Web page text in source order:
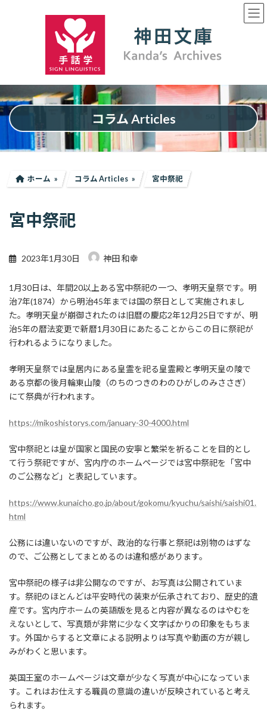
ッ
プ
移
動
コラム Articles
ホーム コラム Articles 宮中祭祀
宮中祭祀
2023年1月30日 神田 和幸
1月30日は、年間20以上ある宮中祭祀の一つ、孝明天皇祭です。明
治7年(1874）から明治45年までは国の祭日として実施されまし
た。孝明天皇が崩御されたのは旧暦の慶応2年12月25日ですが、明
治5年の暦法変更で新暦1月30日にあたることからこの日に祭祀が
行われるようになりました。
孝明天皇祭では皇居内にある皇霊を祀る皇霊殿と孝明天皇の陵で
ある京都の後月輪東山陵（のちのつきのわのひがしのみささぎ）
にて祭典が行われます。
https://mikoshistorys.com/january-30-4000.html
宮中祭祀とは皇が国家と国民の安寧と繁栄を祈ることを目的とし
て行う祭祀ですが、宮内庁のホームページでは宮中祭祀を「宮中
のご公務など」と表記しています。
https://www.kunaicho.go.jp/about/gokomu/kyuchu/saishi/saishi01.
html
公務には違いないのですが、政治的な行事と祭祀は別物のはずな
ので、ご公務としてまとめるのは違和感があります。
宮中祭祀の様子は非公開なのですが、お写真は公開されていま
す。祭祀のほとんどは平安時代の装束が伝承されており、歴史的遺
産です。宮内庁ホームの英語版を見ると内容が異なるのはやむを
えないとして、写真類が非常に少なく文字ばかりの印象をもちま
す。外国からすると文章による説明よりは写真や動画の方が親し
みがわくと思います。
英国王室のホームページは文章が少なく写真が中心になっていま
す。これはお仕えする職員の意識の違いが反映されていると考え
られます。